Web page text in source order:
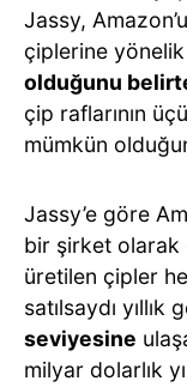
Jassy,
çiplerine
olduğunu
çip raflarının
mümkün
Jassy’e göre
bir şirket olarak
üretilen çipler
satılsaydı yıllık
seviyesine
milyar dolarlık